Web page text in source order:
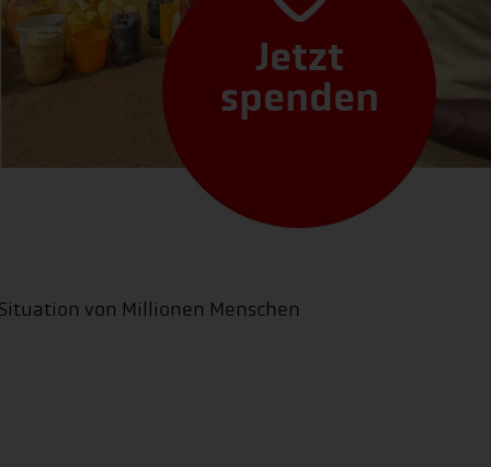
Jetzt
spenden
von Millionen Menschen